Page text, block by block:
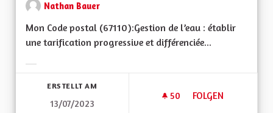
Nathan Bauer
Mon Code postal (67110):Gestion de l’eau : établir
une tarification progressive et différenciée...
ERSTELLT AM
13/07/2023
50 50 FOLLOWER
FOLGEN
GESTION DE L'EAU